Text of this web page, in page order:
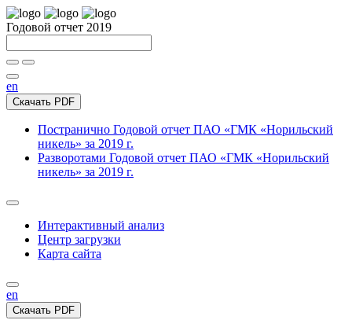
Годовой отчет 2019
en
Скачать PDF
Постранично Годовой отчет ПАО «ГМК «Норильский
никель» за 2019 г.
Разворотами Годовой отчет ПАО «ГМК «Норильский
никель» за 2019 г.
Интерактивный анализ
Центр загрузки
Карта сайта
en
Скачать PDF